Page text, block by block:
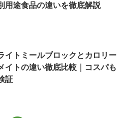
用途食品の違いを徹底解説
イトミールブロックとカロリー
イトの違い徹底比較｜コスパも
証